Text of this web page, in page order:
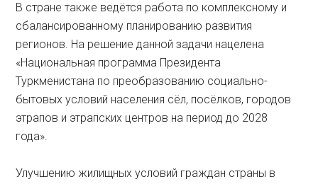
В стране также ведётся работа по комплексному и
сбалансированному планированию развития
регионов. На решение данной задачи нацелена
«Национальная программа Президента
Туркменистана по преобразованию социально-
бытовых условий населения сёл, посёлков, городов
этрапов и этрапских центров на период до 2028
года».
Улучшению жилищных условий граждан страны в